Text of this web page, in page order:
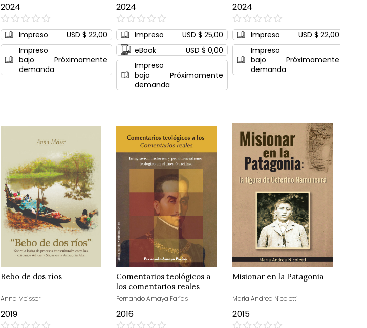
2024
0%
Impreso
USD $ 22,00
Impreso
bajo
demanda
Próximamente
2024
0%
Impreso
USD $ 25,00
eBook
USD $ 0,00
Impreso
bajo
demanda
Próximamente
2024
0%
Impreso
USD $ 22,00
Impreso
bajo
demanda
Próximamente
Bebo de dos ríos
Anna Meisser
2019
Comentarios teológicos a
los comentarios reales
Fernando Amaya Farías
2016
Misionar en la Patagonia
María Andrea Nicoletti
2015